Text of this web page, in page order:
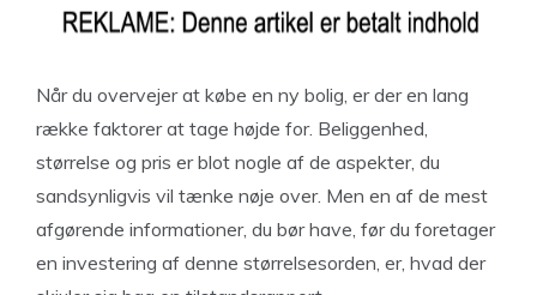
Når du overvejer at købe en ny bolig, er der en lang
række faktorer at tage højde for. Beliggenhed,
størrelse og pris er blot nogle af de aspekter, du
sandsynligvis vil tænke nøje over. Men en af de mest
afgørende informationer, du bør have, før du foretager
en investering af denne størrelsesorden, er, hvad der